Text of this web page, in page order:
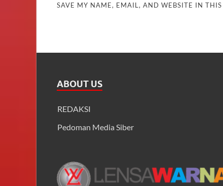
SAVE MY NAME, EMAIL, AND WEBSITE IN
ABOUT US
REDAKSI
Pedoman Media Siber